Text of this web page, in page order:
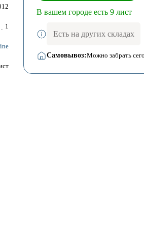
1
В вашем городе есть 9 лист
Есть на других складах
Самовывоз:Можно забрать